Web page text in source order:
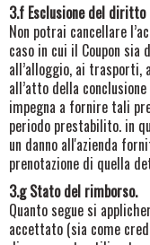
3.f Esclusione del diritto
Non potrai cancellare
caso in cui il Coupon
all’alloggio, ai trasporti,
all’atto della
impegna a fornire tali
periodo prestabilito. in
un danno all'azienda
prenotazione di quella
3.g Stato del rimborso.
Quanto segue si
accettato (sia come